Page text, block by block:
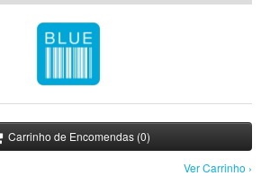
Carrinho de Encomendas (0)
Ver Carrinho ›